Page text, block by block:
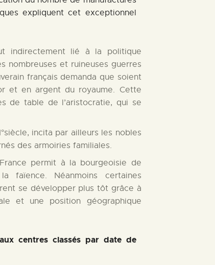
expliquent cet exceptionnel
indirectement lié à la politique
nombreuses et ruineuses guerres
français demanda que soient
et en argent du royaume. Cette
de table de l’aristocratie, qui se
incita par ailleurs les nobles
des armoiries familiales.
permit à la bourgeoisie de
faïence. Néanmoins certaines
se développer plus tôt grâce à
et une position géographique
centres classés par date de